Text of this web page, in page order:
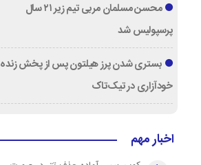
محسن مسلمان مربی تیم زیر ۲۱ سال
پرسپولیس شد
بستری شدن پرز هیلتون پس از پخش زنده
خودآزاری در تیک‌تاک
اخبار مهم